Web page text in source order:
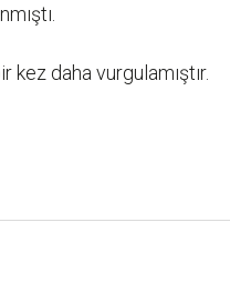
kez daha vurgulamıştır.